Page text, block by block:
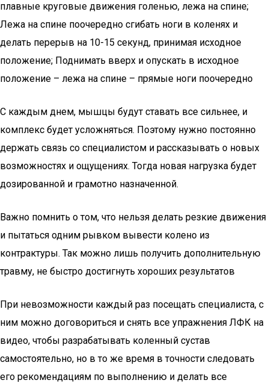
плавные круговые движения голенью, лежа на спине;
Лежа на спине поочередно сгибать ноги в коленях и
делать перерыв на 10-15 секунд, принимая исходное
положение; Поднимать вверх и опускать в исходное
положение – лежа на спине – прямые ноги поочередно
С каждым днем, мышцы будут ставать все сильнее, и
комплекс будет усложняться. Поэтому нужно постоянно
держать связь со специалистом и рассказывать о новых
возможностях и ощущениях. Тогда новая нагрузка будет
дозированной и грамотно назначенной.
Важно помнить о том, что нельзя делать резкие движения
и пытаться одним рывком вывести колено из
контрактуры. Так можно лишь получить дополнительную
травму, не быстро достигнуть хороших результатов
При невозможности каждый раз посещать специалиста, с
ним можно договориться и снять все упражнения ЛФК на
видео, чтобы разрабатывать коленный сустав
самостоятельно, но в то же время в точности следовать
его рекомендациям по выполнению и делать все